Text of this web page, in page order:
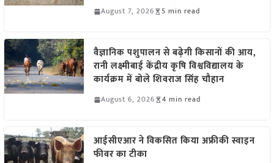
August 7, 2026 5 min read
वैज्ञानिक पशुपालन से बढ़ेगी किसानों की आय,
रानी लक्ष्मीबाई केंद्रीय कृषि विश्वविद्यालय के
कार्यक्रम में बोले शिवराज सिंह चौहान
August 6, 2026 4 min read
आईसीएआर ने विकसित किया अफ्रीकी स्वाइन
फीवर का टीका